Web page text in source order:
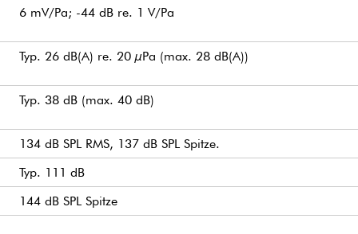
6 mV/Pa; -44 dB re. 1 V/Pa
Typ. 26 dB(A) re. 20 µPa (max. 28 dB(A))
Typ. 38 dB (max. 40 dB)
134 dB SPL RMS, 137 dB SPL Spitze.
Typ. 111 dB
144 dB SPL Spitze